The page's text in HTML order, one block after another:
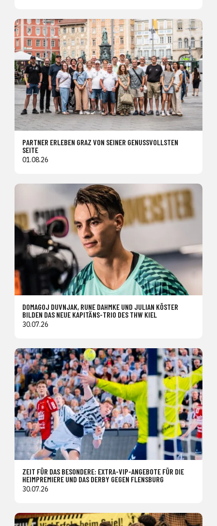
PARTNER ERLEBEN GRAZ VON SEINER GENUSSVOLLSTEN
SEITE
01.08.26
DOMAGOJ DUVNJAK, RUNE DAHMKE UND JULIAN KÖSTER
BILDEN DAS NEUE KAPITÄNS-TRIO DES THW KIEL
30.07.26
ZEIT FÜR DAS BESONDERE: EXTRA-VIP-ANGEBOTE FÜR DIE
HEIMPREMIERE UND DAS DERBY GEGEN FLENSBURG
30.07.26